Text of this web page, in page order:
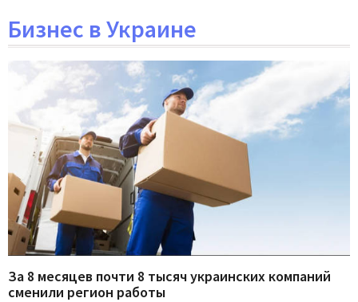
Бизнес в Украине
За 8 месяцев почти 8 тысяч украинских компаний
сменили регион работы